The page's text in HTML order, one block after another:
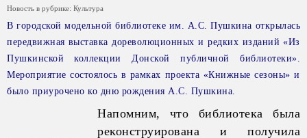
Новость в рубрике: Культура
В городской модельной библиотеке им. А.С. Пушкина открылась
передвижная выставка дореволюционных и редких изданий «Из
Пушкинской коллекции Донской публичной библиотеки».
Мероприятие состоялось в рамках проекта «Книжные сезоны» и
было приурочено ко дню рождения А.С. Пушкина.
Напомним, что библиотека была
реконструирована и получила